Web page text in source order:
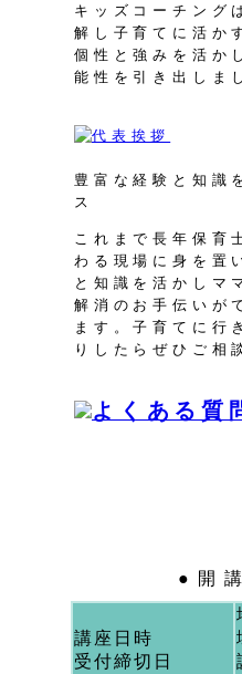
キッズコーチング
解し子育てに活か
個性と強みを活か
能性を引き出しま
豊富な経験と知識
ス
これまで長年保育
わる現場に身を置
と知識を活かしマ
解消のお手伝いが
ます。子育てに行
りしたらぜひご相
● 開
講座日時
受付締切日